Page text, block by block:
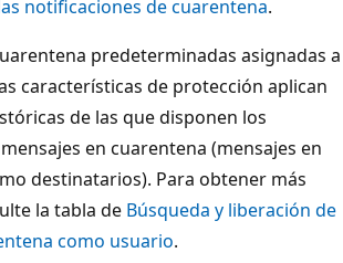
notificaciones de cuarentena.
predeterminadas asignadas a
características de protección aplican
de las que disponen los
en cuarentena (mensajes en
destinatarios). Para obtener más
la tabla de Búsqueda y liberación de
como usuario.